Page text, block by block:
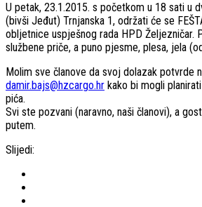
U petak, 23.1.2015. s početkom u 18 sati u
(bivši Jeđut) Trnjanska 1, održati će se
obljetnice uspješnog rada HPD Željezničar.
službene priče, a puno pjesme, plesa, jela
Molim sve članove da svoj dolazak potvrde
damir.bajs@hzcargo.hr kako bi mogli
pića.
Svi ste pozvani (naravno, naši članovi), a
putem.
Slijedi: